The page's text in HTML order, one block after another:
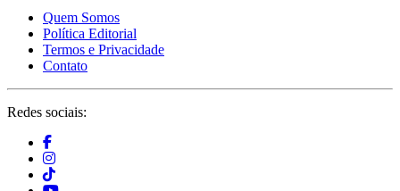
Quem Somos
Política Editorial
Termos e Privacidade
Contato
Redes sociais: